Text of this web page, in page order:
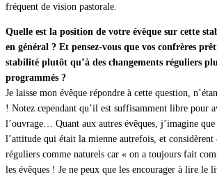
fréquent de vision pastorale.
Quelle est la position de votre évêque sur cette
en général ? Et pensez-vous que vos confrères
stabilité plutôt qu’à des changements réguliers
programmés ?
Je laisse mon évêque répondre à cette question,
! Notez cependant qu’il est suffisamment libre pour
l’ouvrage… Quant aux autres évêques, j’imagine que
l’attitude qui était la mienne autrefois, et considèrent
réguliers comme naturels car « on a toujours fait
les évêques ! Je ne peux que les encourager à lire le